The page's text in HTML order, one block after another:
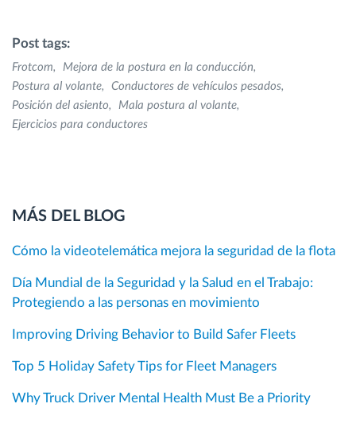
Post tags:
Frotcom
Mejora de la postura en la conducción
Postura al volante
Conductores de vehículos pesados
Posición del asiento
Mala postura al volante
Ejercicios para conductores
MÁS DEL BLOG
Cómo la videotelemática mejora la seguridad de la flota
Día Mundial de la Seguridad y la Salud en el Trabajo:
Protegiendo a las personas en movimiento
Improving Driving Behavior to Build Safer Fleets
Top 5 Holiday Safety Tips for Fleet Managers
Why Truck Driver Mental Health Must Be a Priority